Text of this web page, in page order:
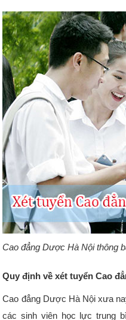
Cao đẳng Dược Hà Nội thông
Quy định về xét tuyển Cao
Cao đẳng Dược Hà Nội xưa
các sinh viên học lực trung